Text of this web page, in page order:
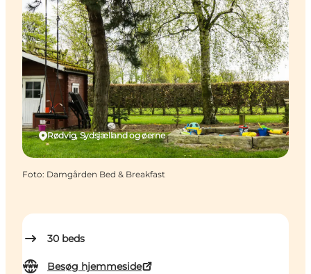
30 beds
Besøg hjemmeside
Rødvig, Sydsjælland og øerne
Foto: Damgården Bed & Breakfast